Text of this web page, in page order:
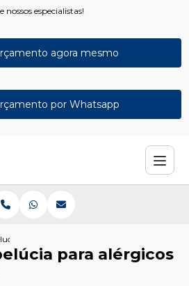
especialistas!
agora mesmo
por Whatsapp
alergicos sao paulo
para alérgicos